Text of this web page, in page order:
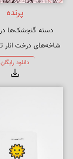
پرنده
شاخه‌های درخت انار ترش وحشی
دانلود رایگان